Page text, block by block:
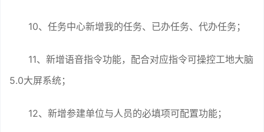
10、任务中心新增我的任务、已办任务、代办任务；
11、新增语音指令功能，配合对应指令可操控工地大脑
5.0大屏系统；
12、新增参建单位与人员的必填项可配置功能；